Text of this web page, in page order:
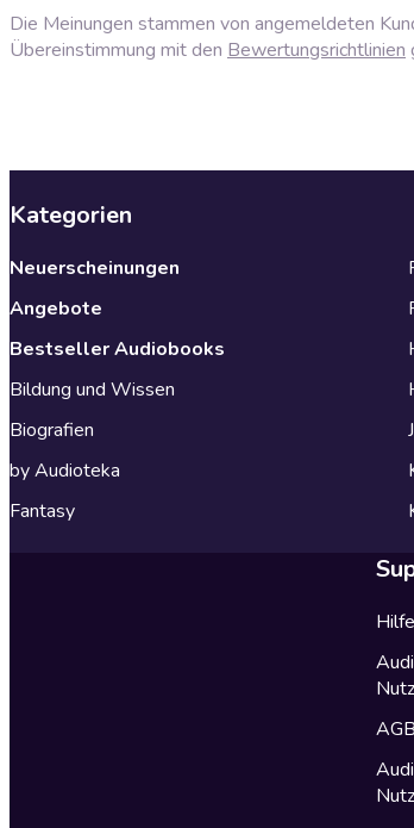
Die Meinungen stammen von angemeldeten
Übereinstimmung mit den Bewertungsrichtlinien
Kategorien
Neuerscheinungen
Angebote
Bestseller Audiobooks
Bildung und Wissen
Biografien
by Audioteka
Fantasy
Hilfe